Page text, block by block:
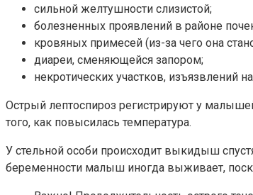
сильной желтушности слизистой;
болезненных проявлений в районе
кровяных примесей (из-за чего она
диареи, сменяющейся запором;
некротических участков, изъязвлений
Острый лептоспироз регистрируют у
того, как повысилась температура.
У стельной особи происходит выкидыш
беременности малыш иногда выживает,